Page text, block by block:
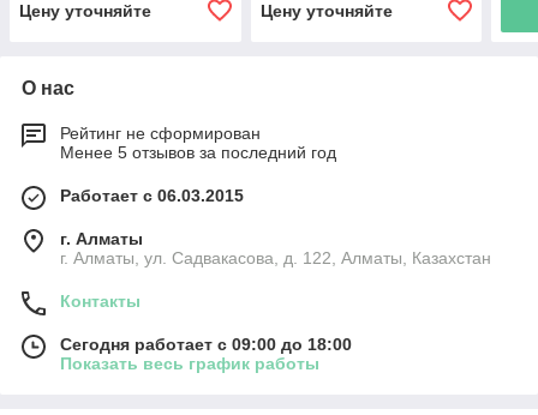
Цену уточняйте
Цену уточняйте
О нас
Рейтинг не сформирован
Менее 5 отзывов за последний год
Работает с 06.03.2015
г. Алматы
г. Алматы, ул. Садвакасова, д. 122, Алматы, Казахстан
Контакты
Сегодня работает с 09:00 до 18:00
Показать весь график работы